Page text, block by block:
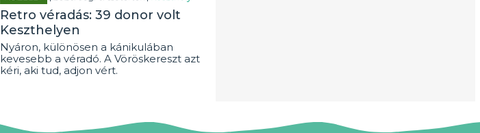
Retro véradás: 39 donor volt
Keszthelyen
Nyáron, különösen a kánikulában
kevesebb a véradó. A Vöröskereszt azt
kéri, aki tud, adjon vért.